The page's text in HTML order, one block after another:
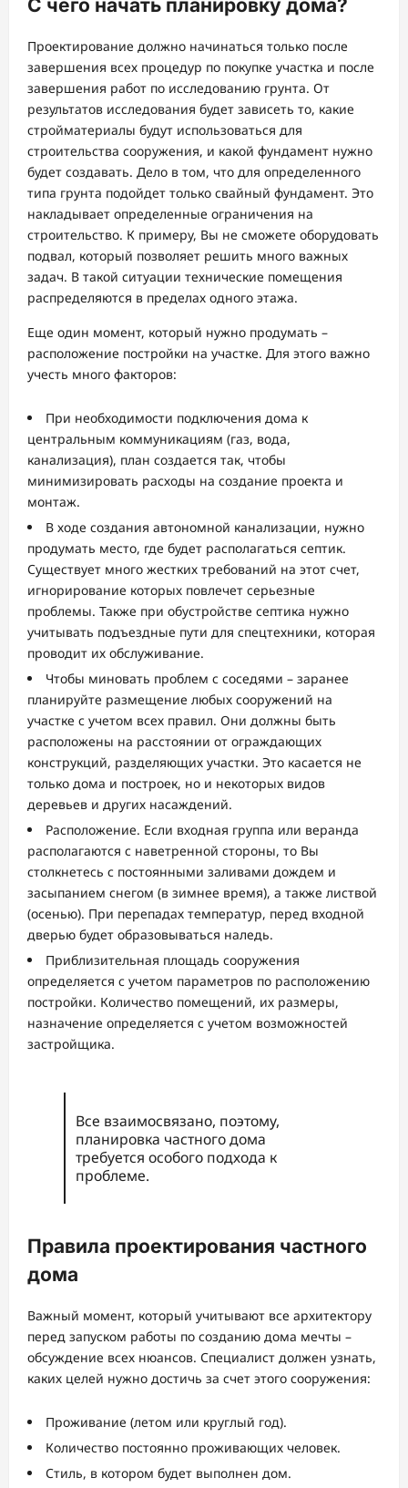
С чего начать планировку дома?
Проектирование должно начинаться только после
завершения всех процедур по покупке участка и после
завершения работ по исследованию грунта. От
результатов исследования будет зависеть то, какие
стройматериалы будут использоваться для
строительства сооружения, и какой фундамент нужно
будет создавать. Дело в том, что для определенного
типа грунта подойдет только свайный фундамент. Это
накладывает определенные ограничения на
строительство. К примеру, Вы не сможете оборудовать
подвал, который позволяет решить много важных
задач. В такой ситуации технические помещения
распределяются в пределах одного этажа.
Еще один момент, который нужно продумать –
расположение постройки на участке. Для этого важно
учесть много факторов:
При необходимости подключения дома к
центральным коммуникациям (газ, вода,
канализация), план создается так, чтобы
минимизировать расходы на создание проекта и
монтаж.
В ходе создания автономной канализации, нужно
продумать место, где будет располагаться септик.
Существует много жестких требований на этот счет,
игнорирование которых повлечет серьезные
проблемы. Также при обустройстве септика нужно
учитывать подъездные пути для спецтехники, которая
проводит их обслуживание.
Чтобы миновать проблем с соседями – заранее
планируйте размещение любых сооружений на
участке с учетом всех правил. Они должны быть
расположены на расстоянии от ограждающих
конструкций, разделяющих участки. Это касается не
только дома и построек, но и некоторых видов
деревьев и других насаждений.
Расположение. Если входная группа или веранда
располагаются с наветренной стороны, то Вы
столкнетесь с постоянными заливами дождем и
засыпанием снегом (в зимнее время), а также листвой
(осенью). При перепадах температур, перед входной
дверью будет образовываться наледь.
Приблизительная площадь сооружения
определяется с учетом параметров по расположению
постройки. Количество помещений, их размеры,
назначение определяется с учетом возможностей
застройщика.
Все взаимосвязано, поэтому,
планировка частного дома
требуется особого подхода к
проблеме.
Правила проектирования частного
дома
Важный момент, который учитывают все архитектору
перед запуском работы по созданию дома мечты –
обсуждение всех нюансов. Специалист должен узнать,
каких целей нужно достичь за счет этого сооружения:
Проживание (летом или круглый год).
Количество постоянно проживающих человек.
Стиль, в котором будет выполнен дом.